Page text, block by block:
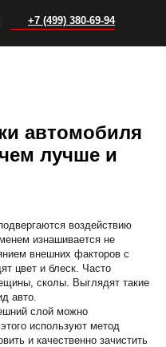
+7 (499) 380-69-94
+7 (499) 380-69-94
автомобиля
лучше и
воздействию
изнашивается не
внешних факторов с
цвет и блеск. Часто
сколы. Выглядят такие
авто.
слой можно
используют метод
и качественно зачистить